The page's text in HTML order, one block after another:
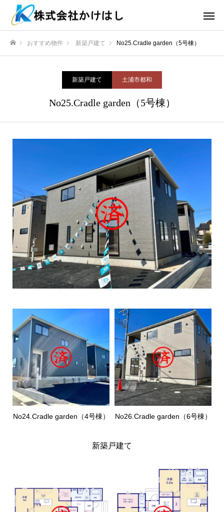
おすすめ物件 新築戸建て No25.Cradle garden（5号棟）
新築戸建て 土浦市都和
No25.Cradle garden（5号棟）
No24.Cradle garden（4号棟） No26.Cradle garden（6号棟）
新築戸建て